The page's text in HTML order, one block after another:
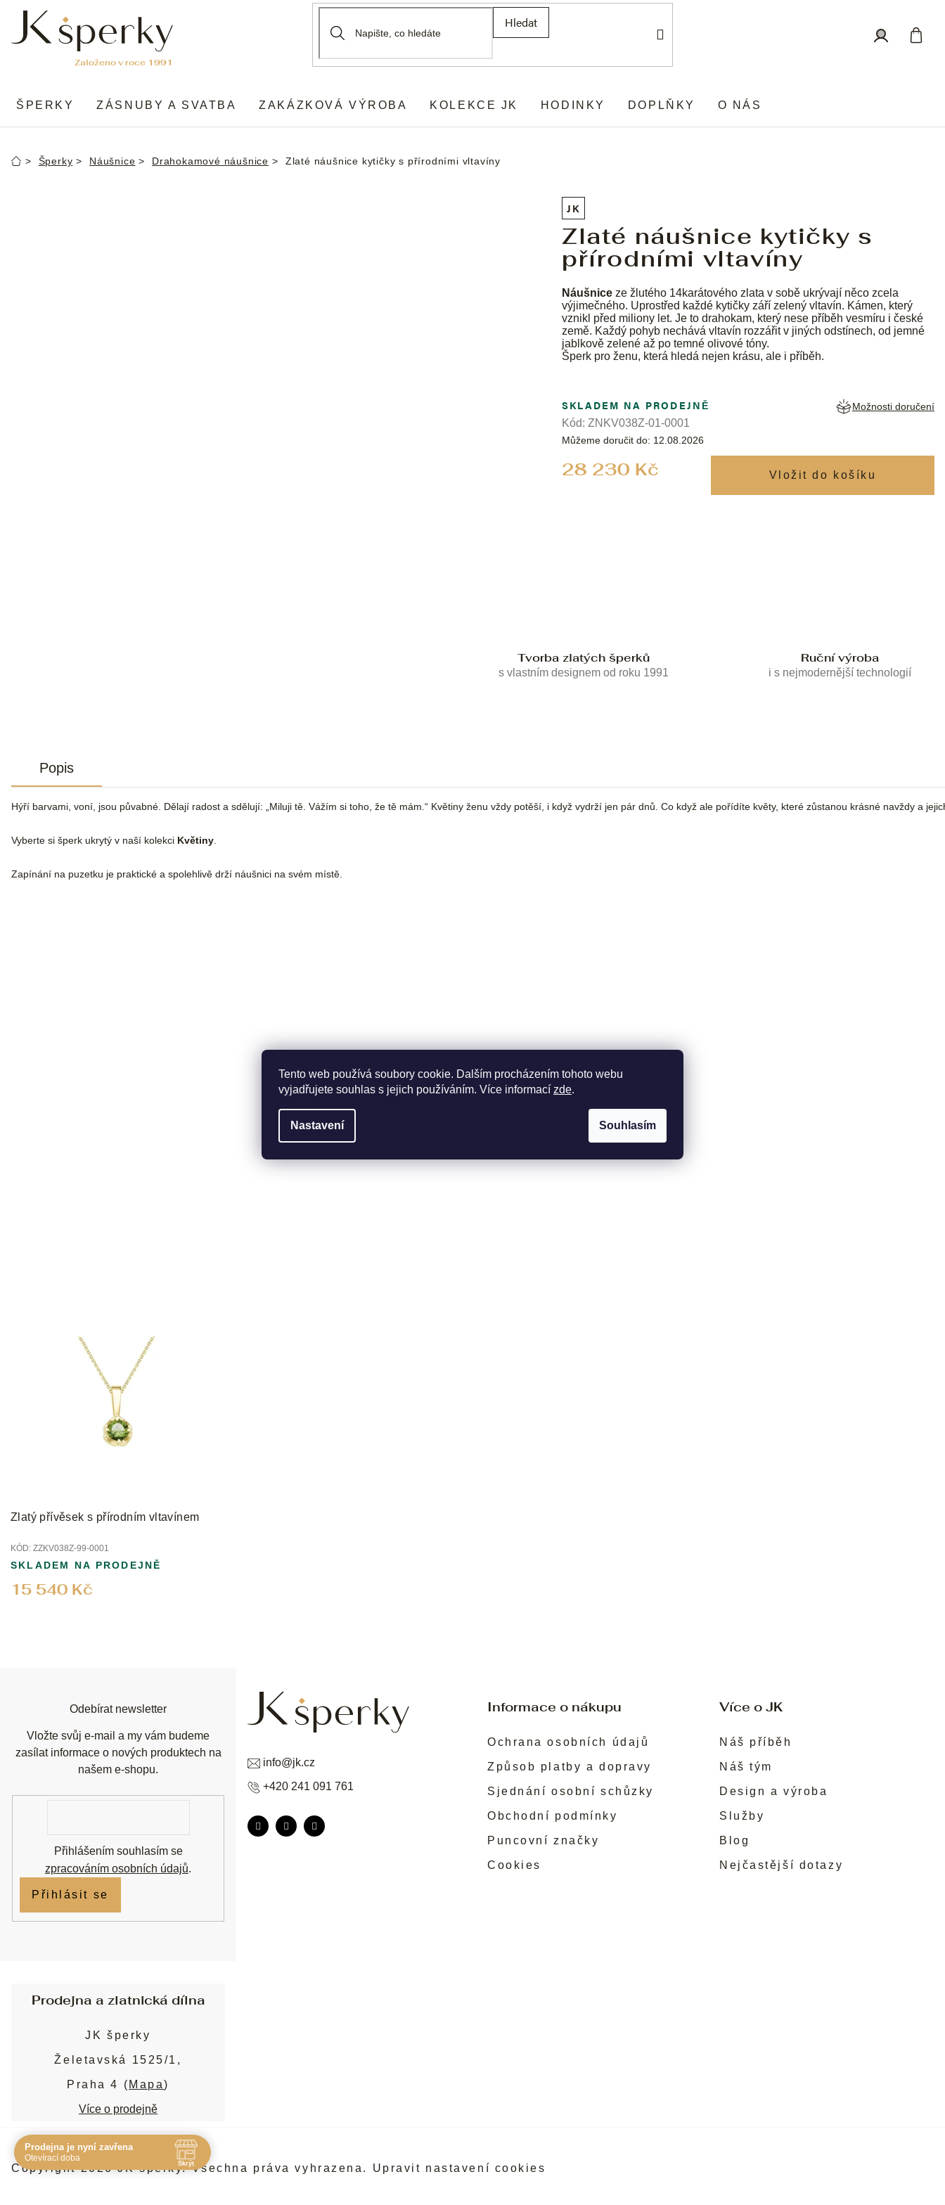
Tento web používá soubory cookie. Dalším procházením tohoto webu
vyjadřujete souhlas s jejich používáním. Více informací zde.
Nastavení Souhlasím
obsah
Hledat
ŠPERKY ZÁSNUBY A SVATBA ZAKÁZKOVÁ VÝROBA KOLEKCE JK HODINKY DOPLŇKY O NÁS
DomůŠperky Náušnice Drahokamové náušnice Zlaté náušnice kytičky s přírodními vltavíny
JK
Zlaté náušnice kytičky s
přírodními vltavíny
Náušnice ze žlutého 14karátového zlata v sobě ukrývají něco zcela
výjimečného. Uprostřed každé kytičky září zelený vltavín. Kámen, který
vznikl před miliony let. Je to drahokam, který nese příběh vesmíru i české
země. Každý pohyb nechává vltavín rozzářit v jiných odstínech, od jemné
jablkově zelené až po temné olivové tóny.
Šperk pro ženu, která hledá nejen krásu, ale i příběh.
28 230 Kč
SKLADEM NA PRODEJNĚ
Můžeme doručit do: 12.08.2026
Možnosti doručení
Kód: ZNKV038Z-01-0001
Tvorba zlatých šperků
s vlastním designem od roku 1991
Ruční výroba
i s nejmodernější technologií
Popis
Hýří barvami, voní, jsou půvabné. Dělají radost a sdělují: „Miluji tě. Vážím si toho, že tě mám.“ Květiny ženu vždy potěší, i když vydrží jen pár dnů. Co když ale pořídíte květy, které zůstanou krásné navždy a
Vyberte si šperk ukrytý v naší kolekci Květiny
Zapínání na puzetku je praktické a spolehlivě drží náušnici na svém místě.
Zlatý přívěsek s přírodním vltavínem
KÓD: ZZKV038Z-99-0001
15 540 Kč
SKLADEM NA PRODEJNĚ
Informace o nákupu
Ochrana osobních údajů
Způsob platby a dopravy
Sjednání osobní schůzky
Obchodní podmínky
Puncovní značky
Cookies
Více o JK
Náš příběh
Náš tým
Design a výroba
Služby
Blog
Nejčastější dotazy
info@jk.cz
+420 241 091 761
Odebírat newsletter
Vložte svůj e-mail a my vám budeme
zasílat informace o nových produktech na
našem e-shopu.
Přihlášením souhlasím se
zpracováním osobních údajů.
Přihlásit se
Prodejna a zlatnická dílna
JK šperky
Želetavská 1525/1,
Praha 4 ( Mapa)
Více o prodejně
Copyright 2026JK šperky. Všechna práva vyhrazena. Upravit nastavení cookies
Prodejna je nyní zavřena
Otevírací doba
Skrýt
Navštivte nás osobně
Čas Pauza